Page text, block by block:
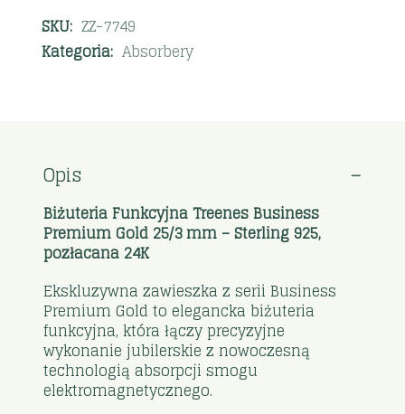
SKU: ZZ-7749
Kategoria: Absorbery
Opis
Biżuteria Funkcyjna Treenes Business
Premium Gold 25/3 mm – Sterling 925,
pozłacana 24K
Ekskluzywna zawieszka z serii Business
Premium Gold to elegancka biżuteria
funkcyjna, która łączy precyzyjne
wykonanie jubilerskie z nowoczesną
technologią absorpcji smogu
elektromagnetycznego.